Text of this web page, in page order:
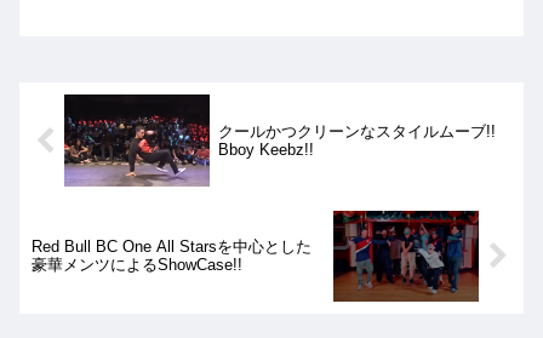
クールかつクリーンなスタイルムーブ!!
Bboy Keebz!!
Red Bull BC One All Starsを中心とした
豪華メンツによるShowCase!!